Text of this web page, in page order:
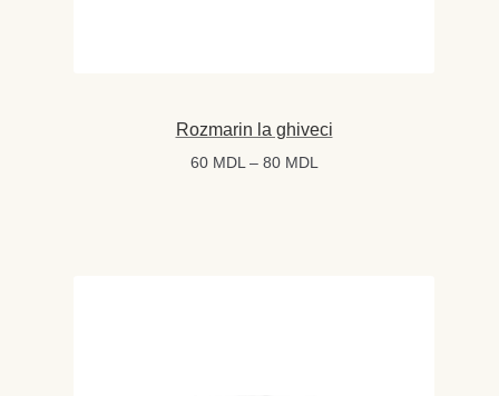
Rozmarin la ghiveci
60 MDL – 80 MDL